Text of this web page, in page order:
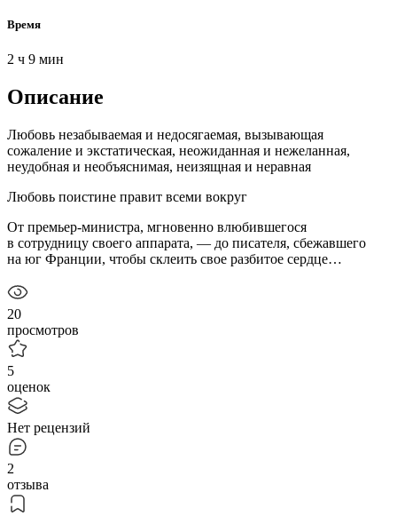
Время
2 ч 9 мин
Описание
Любовь незабываемая и недосягаемая, вызывающая
сожаление и экстатическая, неожиданная и нежеланная,
неудобная и необъяснимая, неизящная и неравная
Любовь поистине правит всеми вокруг
От премьер-министра, мгновенно влюбившегося
в сотрудницу своего аппарата, — до писателя, сбежавшего
на юг Франции, чтобы склеить свое разбитое сердце…
20
просмотров
5
оценок
Нет рецензий
2
отзыва